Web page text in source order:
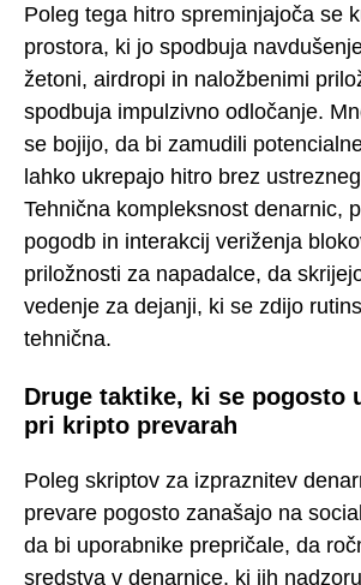
Poleg tega hitro spreminjajoča se
prostora, ki jo spodbuja
žetoni, airdropi in naložbenimi
spodbuja impulzivno odločanje.
se bojijo, da bi zamudili
lahko ukrepajo hitro brez
Tehnična kompleksnost denarnic,
pogodb in interakcij veriženja
priložnosti za napadalce, da
vedenje za dejanji, ki se zdijo
tehnična.
Druge taktike, ki se pogosto
pri kripto prevarah
Poleg skriptov za izpraznitev
prevare pogosto zanašajo na
da bi uporabnike prepričale, da
sredstva v denarnice, ki jih